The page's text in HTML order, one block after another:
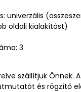
univerzális
oldali kialakítást)
3
szállítjuk Önnek.
és rögzítő